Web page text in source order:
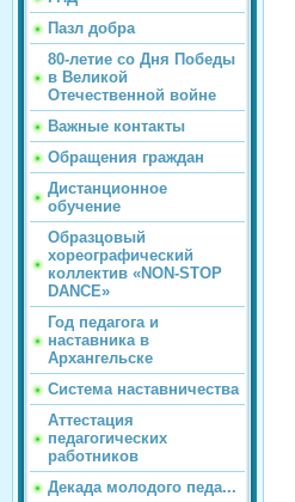
Пазл добра
80-летие со Дня Победы
в Великой
Отечественной войне
Важные контакты
Обращения граждан
Дистанционное
обучение
Образцовый
хореографический
коллектив «NON-STOP
DANCE»
Год педагога и
наставника в
Архангельске
Система наставничества
Аттестация
педагогических
работников
Декада молодого педа...